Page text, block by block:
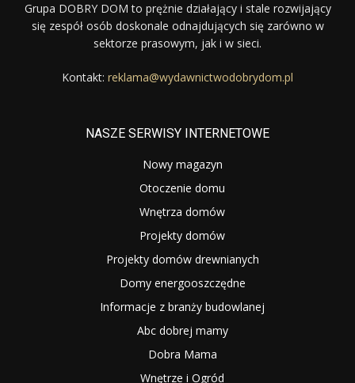
Grupa DOBRY DOM to prężnie działający i stale rozwijający
się zespół osób doskonale odnajdujących się zarówno w
sektorze prasowym, jak i w sieci.
Kontakt: reklama@wydawnictwodobrydom.pl
NASZE SERWISY INTERNETOWE
Nowy magazyn
Otoczenie domu
Wnętrza domów
Projekty domów
Projekty domów drewnianych
Domy energooszczędne
Informacje z branży budowlanej
Abc dobrej mamy
Dobra Mama
Wnętrze i Ogród